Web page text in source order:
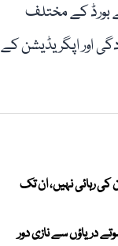
بورڈ کے مختلف
اور اپگریڈیشن کے
رہائی نہیں، ان تک
دریاؤں سے نازی دور